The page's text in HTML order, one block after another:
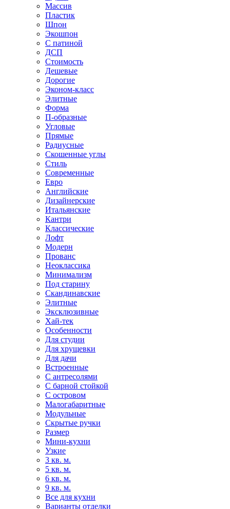
Массив
Пластик
Шпон
Экошпон
С патиной
ДСП
Стоимость
Дешевые
Дорогие
Эконом-класс
Элитные
Форма
П-образные
Угловые
Прямые
Радиусные
Скошенные углы
Стиль
Современные
Евро
Английские
Дизайнерские
Итальянские
Кантри
Классические
Лофт
Модерн
Прованс
Неоклассика
Минимализм
Под старину
Скандинавские
Элитные
Эксклюзивные
Хай-тек
Особенности
Для студии
Для хрущевки
Для дачи
Встроенные
С антресолями
С барной стойкой
С островом
Малогабаритные
Модульные
Скрытые ручки
Размер
Мини-кухни
Узкие
3 кв. м.
5 кв. м.
6 кв. м.
9 кв. м.
Все для кухни
Варианты отделки